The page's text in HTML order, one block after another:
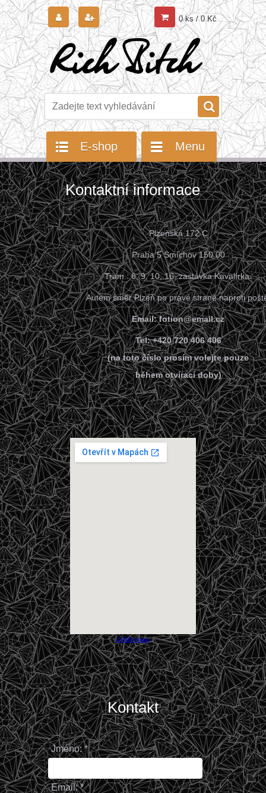
0 ks / 0 Kč
E-shop Menu
Kontaktní informace
Plzeňská 172 C
Praha 5 Smíchov 150 00
Tram.: 6, 9, 10, 16, zastávka Kavalírka.
Autem směr Plzeň po pravé straně naproti
Email: fotion@email.cz
Tel: +420 720 406 406
(na toto číslo prosím volejte pouze
během otvírací doby)
Zvětšit mapu
Kontakt
Jméno: *
Email: *